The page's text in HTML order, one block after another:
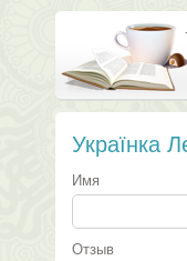
Українка
Имя
Отзыв